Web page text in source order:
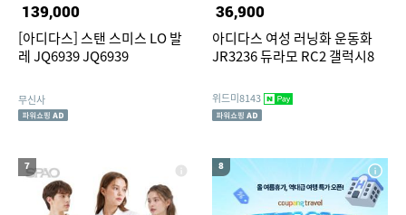
139,000
[아디다스] 스탠 스미스 LO 발
레 JQ6939 JQ6939
무신사
36,900
아디다스 여성 러닝화 운동화
JR3236 듀라모 RC2 갤럭시8
위드미8143
7 8